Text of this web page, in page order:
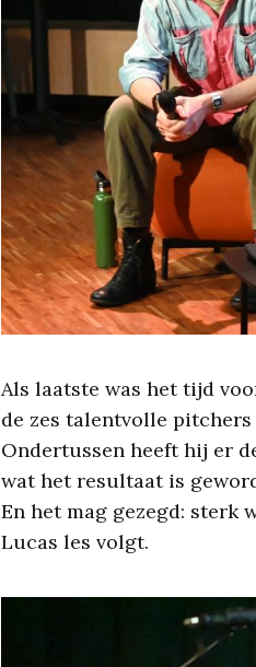
Als laatste was het tijd
de zes talentvolle
Ondertussen heeft hij er
wat het resultaat is
En het mag gezegd: sterk
Lucas les volgt.